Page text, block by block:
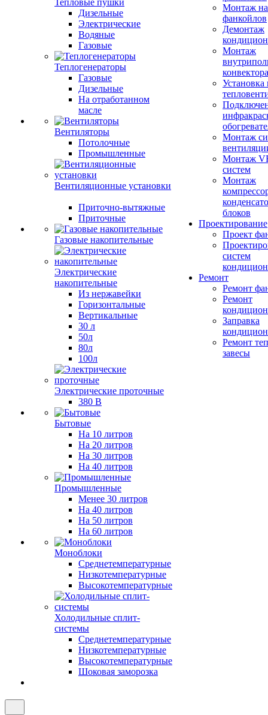
Тепловые пушки
Дизельные
Электрические
Водяные
Газовые
Теплогенераторы
Газовые
Дизельные
На отработанном
масле
Вентиляторы
Потолочные
Промышленные
Вентиляционные установки
Приточно-вытяжные
Приточные
Газовые накопительные
Электрические
накопительные
Из нержавейки
Горизонтальные
Вертикальные
30 л
50л
80л
100л
Электрические проточные
380 В
Бытовые
На 10 литров
На 20 литров
На 30 литров
На 40 литров
Промышленные
Менее 30 литров
На 40 литров
На 50 литров
На 60 литров
Моноблоки
Среднетемпературные
Низкотемпературные
Высокотемпературные
Холодильные сплит-
системы
Среднетемпературные
Низкотемпературные
Высокотемпературные
Шоковая заморозка
Монтаж
фанкойлов
Демонтаж
Монтаж
конвектора
Установка
Монтаж
Монтаж
систем
Монтаж
блоков
Проектирование
Проект
систем
Ремонт
Ремонт
Ремонт
Заправка
Ремонт
завесы